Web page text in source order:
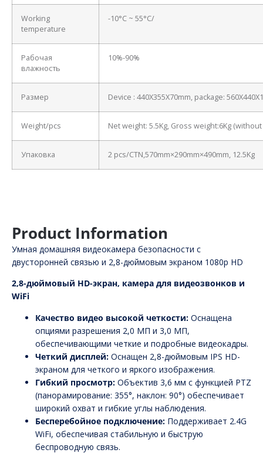
Working
temperature
-10°C ~ 55°C/
Рабочая
влажность
10%-90%
Размер Device : 440X355X70mm, package:
Weight/pcs Net weight: 5.5Kg, Gross weight:6Kg (without
Упаковка 2 pcs/CTN,570mm×290mm×490mm, 12.5Kg
Product Information
Умная домашняя видеокамера безопасности с
двусторонней связью и 2,8-дюймовым экраном 1080p HD
2,8-дюймовый HD-экран, камера для видеозвонков и
WiFi
Качество видео высокой четкости: Оснащена
опциями разрешения 2,0 МП и 3,0 МП,
обеспечивающими четкие и подробные видеокадры.
Четкий дисплей: Оснащен 2,8-дюймовым IPS HD-
экраном для четкого и яркого изображения.
Гибкий просмотр: Объектив 3,6 мм с функцией PTZ
(панорамирование: 355°, наклон: 90°) обеспечивает
широкий охват и гибкие углы наблюдения.
Бесперебойное подключение: Поддерживает 2.4G
WiFi, обеспечивая стабильную и быструю
беспроводную связь.